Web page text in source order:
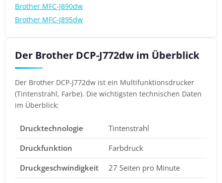
Brother MFC-J890dw
Brother MFC-J895dw
Der Brother DCP-J772dw im Überblick
Der Brother DCP-J772dw ist ein Multifunktionsdrucker
(Tintenstrahl, Farbe). Die wichtigsten technischen Daten
im Überblick:
Drucktechnologie
Tintenstrahl
Druckfunktion
Farbdruck
Druckgeschwindigkeit
27 Seiten pro Minute